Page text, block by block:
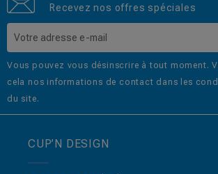
Recevez nos offres spéciales
Vous pouvez vous désinscrire à tout moment.
cela nos informations de contact dans les
du site.
CUP’N DESIGN